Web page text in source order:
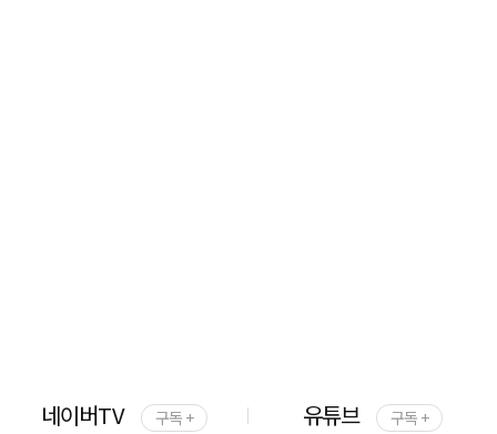
네이버TV 구독 + 유튜브 구독 +